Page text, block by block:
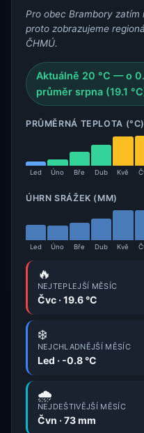
Pro obec Brambory
proto zobrazujeme
ČHMÚ.
Aktuálně 20 °C — o
průměr srpna (19.1
PRŮMĚRNÁ TEPLOTA (°C)
Led Úno Bře Dub Kvě
ÚHRN SRÁŽEK (MM)
Led Úno Bře Dub Kvě
🔥
NEJTEPLEJŠÍ MĚSÍC
Čvc · 19.6 °C
❄️
NEJCHLADNĚJŠÍ MĚSÍC
Led · -0.8 °C
🌧️
NEJDEŠTIVĚJŠÍ MĚSÍC
Čvn · 73 mm